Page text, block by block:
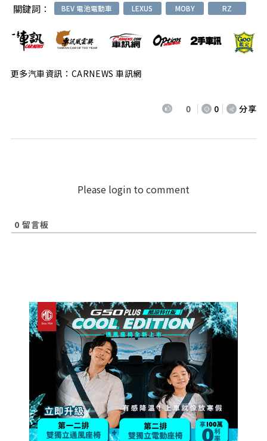
關鍵詞： BEV 電池電動車 LEXUS MOBY RZ
更多汽車資訊：CARNEWS 車訊網
0 0 分享
Please login to comment
0 留言板